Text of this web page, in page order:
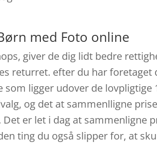
med Foto online
giver de dig lidt bedre
returret. efter du har
ligger udover de lovpligtige
og det at sammenlligne
er let i dag at sammenligne
ting du også slipper for, at